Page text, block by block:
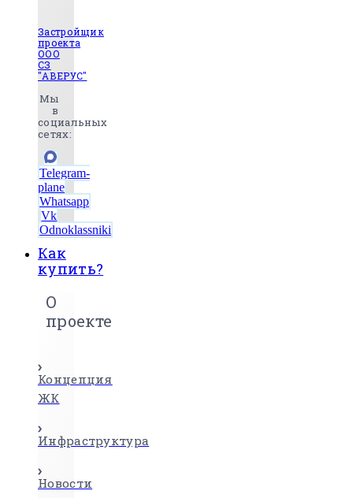
Застройщик
проекта
ООО
СЗ
"АВЕРУС"
Мы
в
социальных
сетях:
Telegram-
plane
Whatsapp
Vk
Odnoklassniki
Как
купить?
О
проекте
Концепция
ЖК
Инфраструктура
Новости